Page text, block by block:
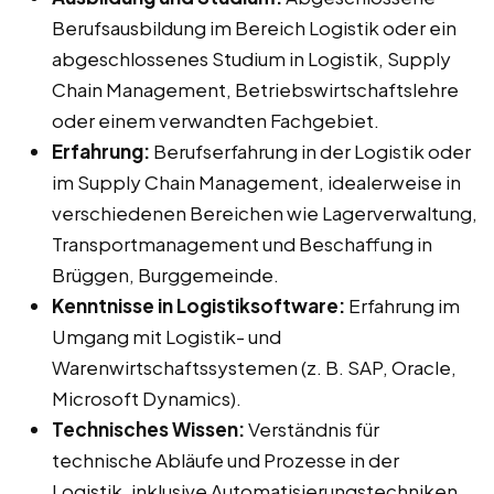
Berufsausbildung im Bereich Logistik oder ein
abgeschlossenes Studium in Logistik, Supply
Chain Management, Betriebswirtschaftslehre
oder einem verwandten Fachgebiet.
Erfahrung: Berufserfahrung in der Logistik oder
im Supply Chain Management, idealerweise in
verschiedenen Bereichen wie Lagerverwaltung,
Transportmanagement und Beschaffung in
Brüggen, Burggemeinde.
Kenntnisse in Logistiksoftware: Erfahrung im
Umgang mit Logistik- und
Warenwirtschaftssystemen (z. B. SAP, Oracle,
Microsoft Dynamics).
Technisches Wissen:Verständnis für
technische Abläufe und Prozesse in der